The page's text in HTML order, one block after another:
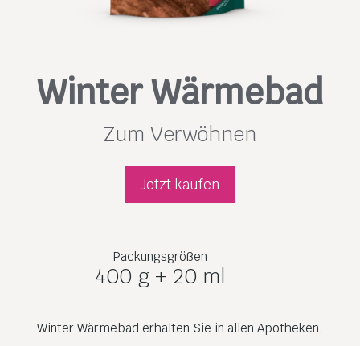
Winter Wärmebad
Zum Verwöhnen
Jetzt kaufen
Packungsgrößen
400 g + 20 ml
Winter Wärmebad erhalten Sie in allen Apotheken.